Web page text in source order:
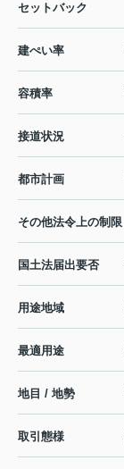
セットバック
建ぺい率
容積率
接道状況
都市計画
その他法令上の制限
国土法届出要否
用途地域
最適用途
地目 / 地勢
取引態様